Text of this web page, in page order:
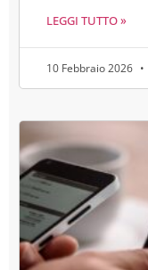
LEGGI TUTTO »
10 Febbraio 2026